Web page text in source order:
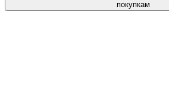
покупкам